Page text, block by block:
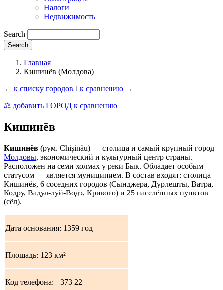
Налоги
Недвижимость
Search
Главная
Кишинёв (Молдова)
← к списку городов ‖ к сравнению →
⚖️ добавить ГОРОД к сравнению
Кишинёв
Кишинёв (рум. Chișinău) — столица и самый крупный город
Молдовы, экономический и культурный центр страны.
Расположен на семи холмах у реки Бык. Обладает особым
статусом — является муниципием. В состав входят: столица
Кишинёв, 6 соседних городов (Сынджера, Дурлешты, Ватра,
Кодру, Вадул-луй-Водэ, Криково) и 25 населённых пунктов
(сёл).
Дата основания: 1359 год
Площадь: 123 км²
Код телефона: +373 22